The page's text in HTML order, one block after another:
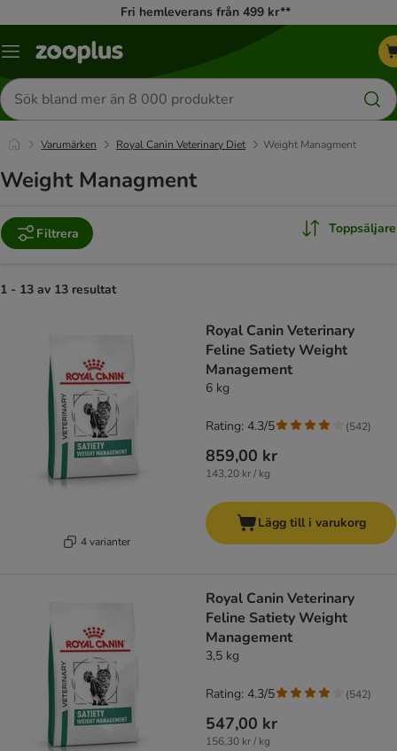
Fri hemleverans från 499 kr**
Katalogmeny
Sök
efter
produkter
Varumärken Royal Canin Veterinary Diet Weight Managment
Weight Managment
Filtrera Toppsäljare
1 - 13 av 13 resultat
4 varianter
Royal Canin Veterinary
Feline Satiety Weight
Management
6 kg
859,00 kr
143,20 kr / kg
Rating: 4.3/5 (542)
Lägg till i varukorg
Royal Canin Veterinary
Feline Satiety Weight
Management
3,5 kg
547,00 kr
156,30 kr / kg
Rating: 4.3/5 (542)